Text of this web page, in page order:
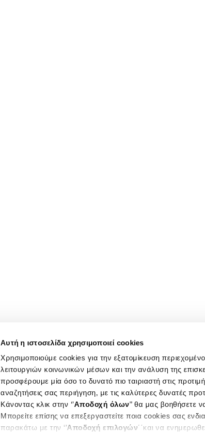
Αυτή η ιστοσελίδα χρησιμοποιεί cookies
Χρησιμοποιούμε cookies για την εξατομίκευση
λειτουργιών κοινωνικών μέσων και την ανάλυση της
προσφέρουμε μία όσο το δυνατό πιο ταιριαστή στις
αναζητήσεις σας περιήγηση, με τις καλύτερες δυνατές
Κάνοντας κλικ στην ‘’Αποδοχή όλων’’ θα μας βοηθήσετε
Μπορείτε επίσης να επεξεργαστείτε ποια cookies σας
παρακάτω με την ‘’Αποδοχή επιλογών΄΄και να